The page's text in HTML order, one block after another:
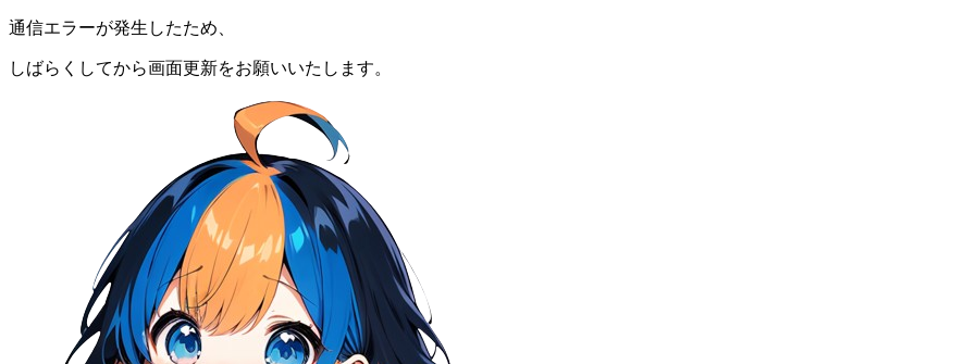
通信エラーが発生したため、
しばらくしてから画面更新をお願いいたします。